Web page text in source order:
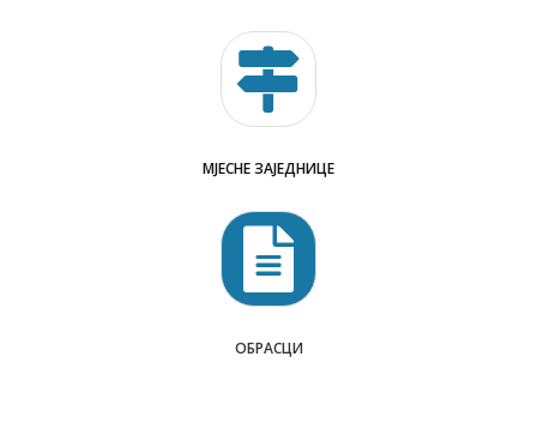
МЈЕСНЕ ЗАЈЕДНИЦЕ
ОБРАСЦИ